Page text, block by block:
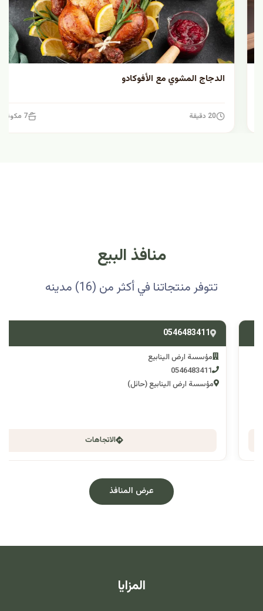
الدجاج المشوي مع الأفوكادو
منافذ البيع
تتوفر منتجاتنا في أكثر من (16) مدينه
0546483411
مؤسسة ارض الينابيع
0546483411
مؤسسة ارض الينابيع (حائل)
الاتجاهات
عرض المنافذ
المزايا